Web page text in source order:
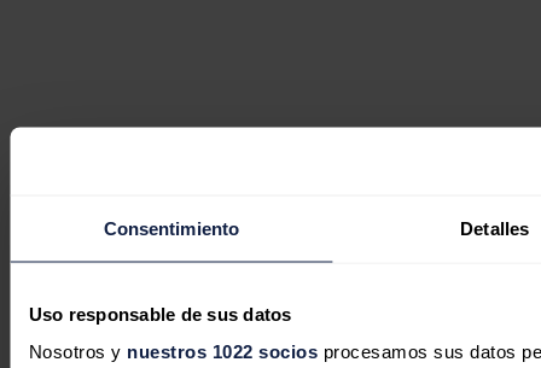
Consentimiento Detalles
Uso responsable de sus datos
Nosotros y nuestros 1022 sociosprocesamos sus datos